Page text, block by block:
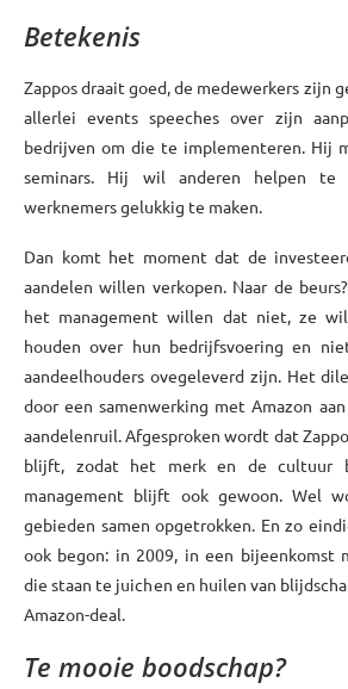
Betekenis
Zappos draait goed, de medewerkers zijn
allerlei events speeches over zijn
bedrijven om die te implementeren. Hij
seminars. Hij wil anderen helpen te
werknemers gelukkig te maken.
Dan komt het moment dat de
aandelen willen verkopen. Naar de
het management willen dat niet, ze
houden over hun bedrijfsvoering en
aandeelhouders ovegeleverd zijn. Het
door een samenwerking met Amazon
aandelenruil. Afgesproken wordt dat
blijft, zodat het merk en de cultuur
management blijft ook gewoon. Wel
gebieden samen opgetrokken. En zo
ook begon: in 2009, in een bijeenkomst
die staan te juichen en huilen van
Amazon-deal.
Te mooie boodschap?